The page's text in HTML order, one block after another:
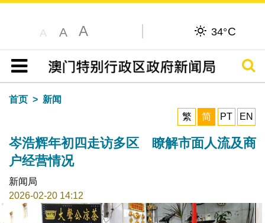
A A A 34°C
目录
搜寻
首页
新闻
繁
简 PT EN
岑浩辉年初四走访多区 瞭解市面人流及商
户经营情况
新闻局
2026-02-20 14:12